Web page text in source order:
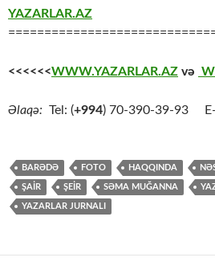
YAZARLAR.AZ
<<<<<<WWW.YAZARLAR.AZ və
Əlaqə: Tel: (+994) 70-390-39-93 E-
BARƏDƏ FOTO HAQQINDA
ŞAİR ŞEİR SƏMA MUĞANNA
YAZARLAR JURNALI